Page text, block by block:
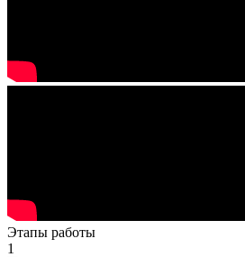
Этапы работы
1